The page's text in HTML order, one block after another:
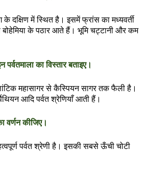
के दक्षिण में स्थित है। इसमें फ्रांस का मध्यवर्ती
के पठार आते हैं। भूमि चट्टानी और कम
पर्वतमाला का विस्तार बताइए।
महासागर से कैस्पियन सागर तक फैली है।
आदि पर्वत श्रेणियाँ आती हैं।
वर्णन कीजिए।
पर्वत श्रेणी है। इसकी सबसे ऊँची चोटी